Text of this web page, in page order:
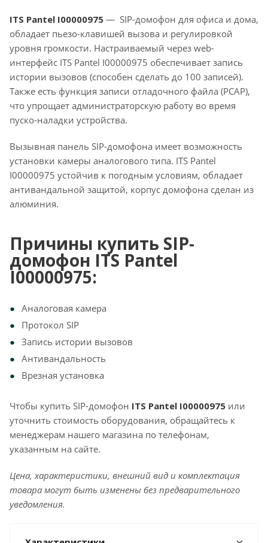
ITS Pantel I00000975 — SIP-домофон для офиса и дома,
обладает пьезо-клавишей вызова и регулировкой
уровня громкости. Настраиваемый через web-
интерфейс ITS Pantel I00000975 обеспечивает запись
истории вызовов (способен сделать до 100 записей).
Также есть функция записи отладочного файла (PCAP),
что упрощает администраторскую работу во время
пуско-наладки устройства.
Вызывная панель SIP-домофона имеет возможность
установки камеры аналогового типа. ITS Pantel
I00000975 устойчив к погодным условиям, обладает
антивандальной защитой, корпус домофона сделан из
алюминия.
Причины купить SIP-
домофон ITS Pantel
I00000975:
Аналоговая камера
Протокол SIP
Запись истории вызовов
Антивандальность
Врезная установка
Чтобы купить SIP-домофон ITS Pantel I00000975 или
уточнить стоимость оборудования, обращайтесь к
менеджерам нашего магазина по телефонам,
указанным на сайте.
Цена, характеристики, внешний вид и комплектация
товара могут быть изменены без предварительного
уведомления.